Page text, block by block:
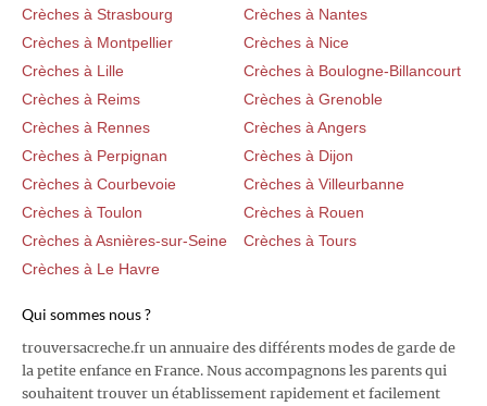
Crèches à Strasbourg
Crèches à Nantes
Crèches à Montpellier
Crèches à Nice
Crèches à Lille
Crèches à Boulogne-Billancourt
Crèches à Reims
Crèches à Grenoble
Crèches à Rennes
Crèches à Angers
Crèches à Perpignan
Crèches à Dijon
Crèches à Courbevoie
Crèches à Villeurbanne
Crèches à Toulon
Crèches à Rouen
Crèches à Asnières-sur-Seine
Crèches à Tours
Crèches à Le Havre
Qui sommes nous ?
trouversacreche.fr un annuaire des différents modes de garde de
la petite enfance en France. Nous accompagnons les parents qui
souhaitent trouver un établissement rapidement et facilement